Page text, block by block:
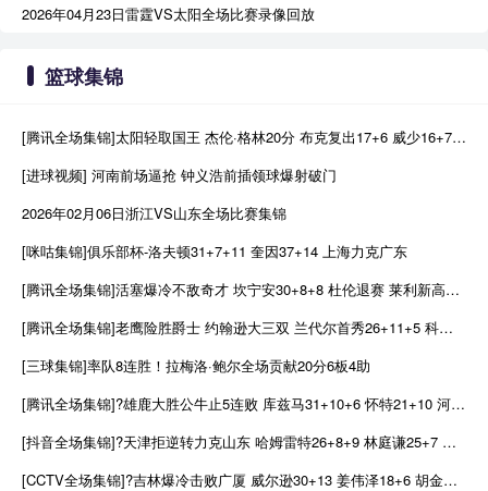
2026年04月23日雷霆VS太阳全场比赛录像回放
篮球集锦
[腾讯全场集锦]太阳轻取国王 杰伦·格林20分 布克复出17+6 威少16+7+4断
[进球视频] 河南前场逼抢 钟义浩前插领球爆射破门
2026年02月06日浙江VS山东全场比赛集锦
[咪咕集锦]俱乐部杯-洛夫顿31+7+11 奎因37+14 上海力克广东
[腾讯全场集锦]活塞爆冷不敌奇才 坎宁安30+8+8 杜伦退赛 莱利新高20分
[腾讯全场集锦]老鹰险胜爵士 约翰逊大三双 兰代尔首秀26+11+5 科利尔25+11
[三球集锦]率队8连胜！拉梅洛·鲍尔全场贡献20分6板4助
[腾讯全场集锦]?雄鹿大胜公牛止5连败 库兹马31+10+6 怀特21+10 河村5+5+7+1
[抖音全场集锦]?天津拒逆转力克山东 哈姆雷特26+8+9 林庭谦25+7 鲍威尔22分
[CCTV全场集锦]?吉林爆冷击败广厦 威尔逊30+13 姜伟泽18+6 胡金秋18分